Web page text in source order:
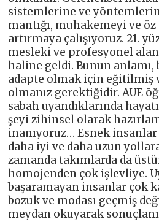
sistemlerine ve
mantığı, muhakemeyi ve
artırmaya çalışıyoruz. 21.
mesleki ve profesyonel
haline geldi. Bunun
adapte olmak için eğitilmiş
olmanız gerektiğidir. AUE
sabah uyandıklarında
şeyi zihinsel olarak
inanıyoruz… Esnek
daha iyi ve daha uzun
zamanda takımlarda da
homojenden çok işlevliye.
başaramayan insanlar çok
bozuk ve modası geçmiş
meydan okuyarak